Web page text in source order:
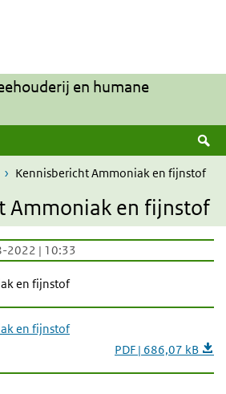
en humane
Kennisbericht Ammoniak en fijnstof
Ammoniak en fijnstof
2022 | 10:33
en fijnstof
en fijnstof
PDF | 686,07 kB